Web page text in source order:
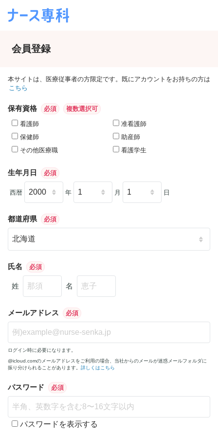
会員登録
本サイトは、医療従事者の方限定です。既にアカウントをお持ちの方は
こちら
保有資格 必須 複数選択可
看護師
准看護師
保健師
助産師
その他医療職
看護学生
生年月日 必須
西暦 年 月 日
都道府県 必須
氏名 必須
姓 名
メールアドレス 必須
ログイン時に必要になります。
@icloud.comのメールアドレスをご利用の場合、当社からのメールが迷惑メールフォルダに
振り分けられることがあります。 詳しくはこちら
パスワード 必須
パスワードを表示する